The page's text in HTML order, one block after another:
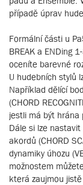
případě úprav
Formální části u
BREAK a ENDing
oceníte barevné
U hudebních stylů
Například dělící
(CHORD
jestli má být hrána
Dále si lze nastavit
akordů (CHORD
dynamiky úhozu
možnostem
která zaujmou